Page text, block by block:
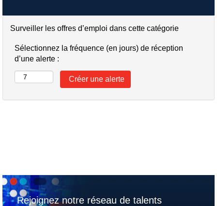
Surveiller les offres d’emploi dans cette catégorie
Sélectionnez la fréquence (en jours) de réception
d’une alerte :
Rejoignez notre réseau de talents